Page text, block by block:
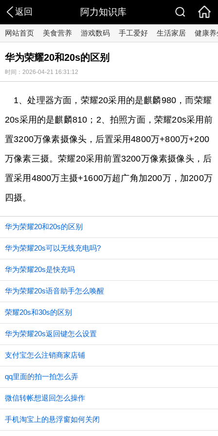
返回 阿力知识库
网站首页 美食营养 游戏数码 手工爱好 生活家居 健康养
华为荣耀20和20s的区别
时间：2026-04-21 16:31:12
1、处理器方面，荣耀20采用的是麒麟980，而荣耀
20s采用的是麒麟810；2、拍照方面，荣耀20s采用前
置3200万像素摄像头，后置采用4800万+800万+200
万像素三摄。荣耀20采用前置3200万像素摄像头，后
置采用4800万主摄+1600万超广角加200万，加200万
四摄。
华为荣耀20和20s的区别
华为荣耀20s可以无线充电吗?
华为荣耀20s是快充吗
华为荣耀20s语音助手怎么唤醒
荣耀20s和30s的区别
华为荣耀20s返回键怎么设置
支付宝怎么注销商家店铺
qq里面的拍一拍怎么弄
微信转帐想退回怎么操作
手机淘宝上的悬浮窗如何关闭